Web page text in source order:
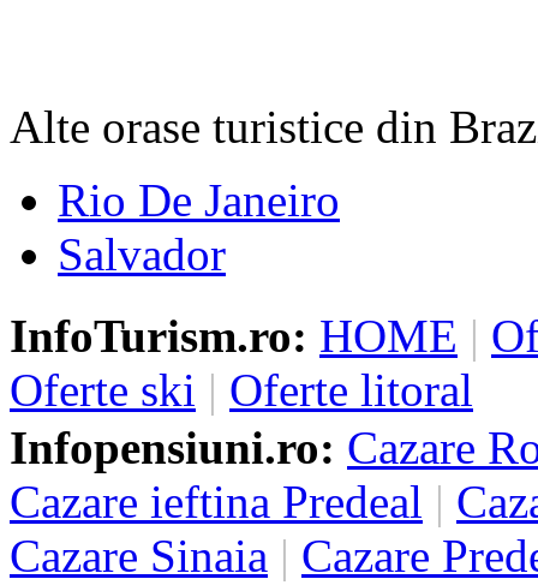
Alte orase turistice din
Rio De Janeiro
Salvador
InfoTurism.ro: HOME |
Oferte ski | Oferte litoral
Infopensiuni.ro: Cazare
Cazare ieftina Predeal |
Cazare Sinaia | Cazare